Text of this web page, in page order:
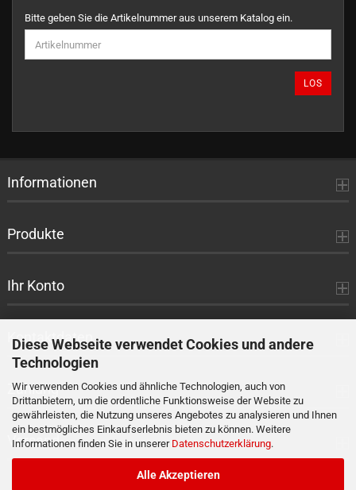
Diese Webseite verwendet Cookies und andere
Technologien
Wir verwenden Cookies und ähnliche Technologien, auch von
Drittanbietern, um die ordentliche Funktionsweise der Website zu
gewährleisten, die Nutzung unseres Angebotes zu analysieren und Ihnen
ein bestmögliches Einkaufserlebnis bieten zu können. Weitere
Informationen finden Sie in unserer Datenschutzerklärung.
Alle Akzeptieren
BITTE
GEBEN
SIE
DIE
EIN.
Bitte geben Sie die Artikelnummer aus unserem Katalog ein.
LOS
Informationen
Produkte
Ihr Konto
Kontaktdaten
Zahlung
Versand